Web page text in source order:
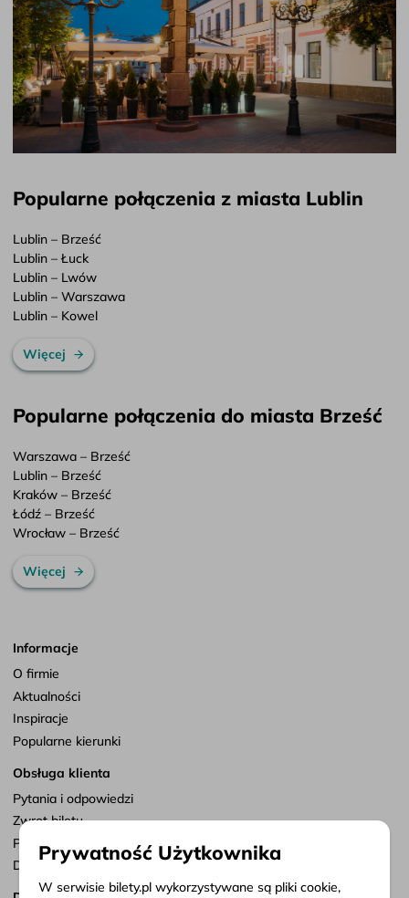
Popularne połączenia z miasta Lublin
Lublin – Brześć
Lublin – Łuck
Lublin – Lwów
Lublin – Warszawa
Lublin – Kowel
Więcej
Popularne połączenia do miasta Brześć
Warszawa – Brześć
Lublin – Brześć
Kraków – Brześć
Łódź – Brześć
Wrocław – Brześć
Więcej
Informacje
O firmie
Aktualności
Inspiracje
Popularne kierunki
Obsługa klienta
Pytania i odpowiedzi
Zwrot biletu
Punkty sprzedaży
Dostosuj zgody
Prywatność Użytkownika
W serwisie bilety.pl wykorzystywane są pliki cookie,